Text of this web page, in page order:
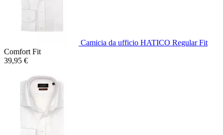
Camicia da ufficio HATICO Regular Fit
Comfort Fit
39,95 €